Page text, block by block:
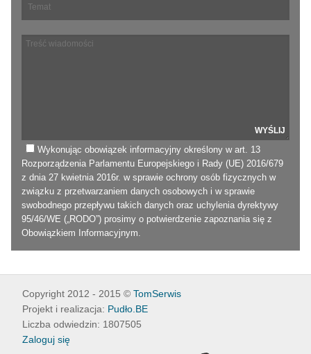
Wykonując obowiązek informacyjny określony w art. 13
Rozporządzenia Parlamentu Europejskiego i Rady (UE) 2016/679
z dnia 27 kwietnia 2016r. w sprawie ochrony osób fizycznych w
związku z przetwarzaniem danych osobowych i w sprawie
swobodnego przepływu takich danych oraz uchylenia dyrektywy
95/46/WE („RODO”) prosimy o potwierdzenie zapoznania się z
Obowiązkiem Informacyjnym
Copyright 2012 - 2015 © TomSerwis
Projekt i realizacja: Pudło.BE
Liczba odwiedzin: 1807505
Zaloguj się